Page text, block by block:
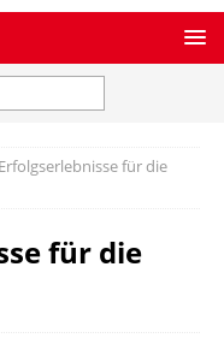
für die
für die